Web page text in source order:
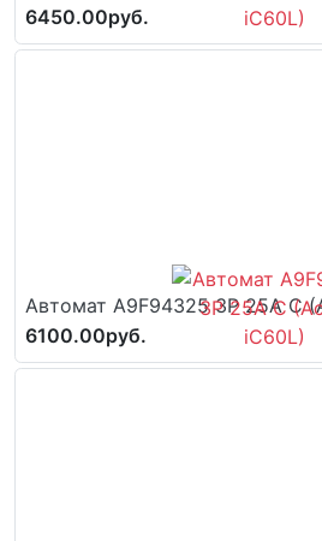
6450.00руб.
Автомат A9F94325 3P 25A C
6100.00руб.